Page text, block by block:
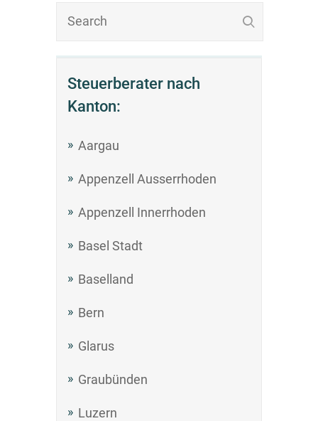
Steuerberater nach
Kanton:
Aargau
Appenzell Ausserrhoden
Appenzell Innerrhoden
Basel Stadt
Baselland
Bern
Glarus
Graubünden
Luzern